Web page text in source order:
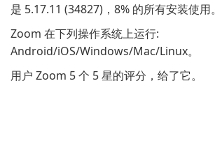
是 5.17.11 (34827)，8% 的所有安装使用。
Zoom 在下列操作系统上运行:
Android/iOS/Windows/Mac/Linux。
用户 Zoom 5 个 5 星的评分，给了它。